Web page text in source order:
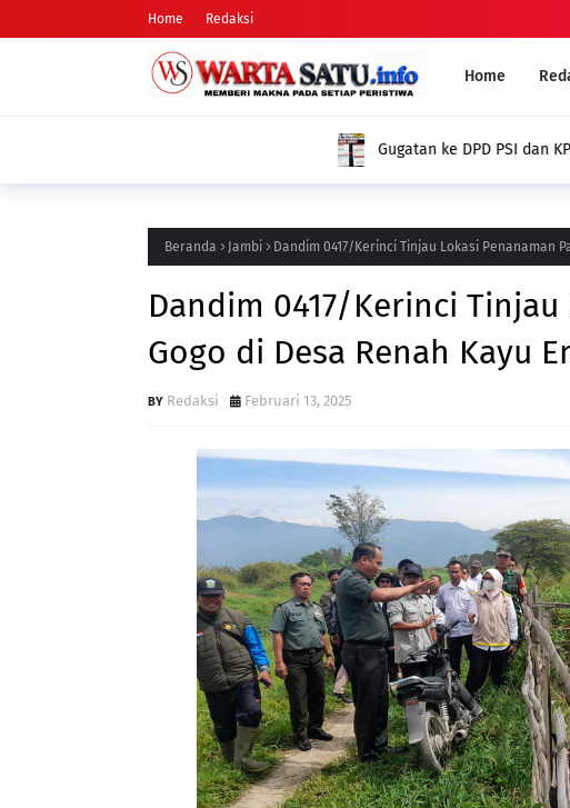
Home Redaksi
Home
Gugatan ke DPD PSI dan KPUD: Nama Arifman Tiba-Tiba Hilang dari SIPOL
Publik Pertanyakan Penyebabnya
Beranda Jambi Dandim 0417/Kerinci Tinjau Lokasi Penanaman
Dandim 0417/Kerinci
Gogo di Desa Renah Kayu
Redaksi Februari 13, 2025